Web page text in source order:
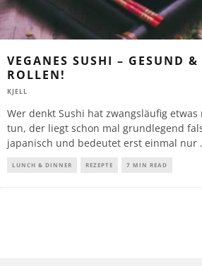
VEGANES SUSHI – GESUND &
ROLLEN!
KJELL
Wer denkt Sushi hat zwangsläufig etwas
tun, der liegt schon mal grundlegend
japanisch und bedeutet erst einmal nur
LUNCH & DINNER REZEPTE 7 MIN READ